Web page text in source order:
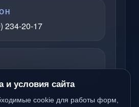
234-20-17
и условия сайта
cookie для работы форм,